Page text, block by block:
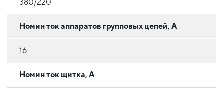
380/220
Номин ток аппаратов групповых цепей, А
16
Номин ток щитка, А